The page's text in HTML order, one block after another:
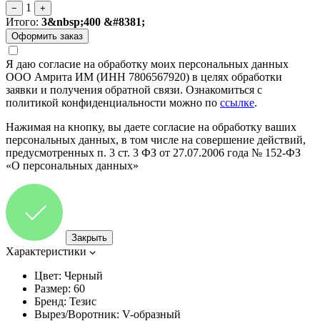
− 1 +
Итого: 3&nbsp;400 &#8381;
Я даю согласие на обработку моих персональных данных
ООО Амрита ИМ (ИНН 7806567920) в целях обработки
заявки и получения обратной связи. Ознакомиться с
политикой конфиденциальности можно по ссылке.
Нажимая на кнопку, вы даете согласие на обработку ваших
персональных данных, в том числе на совершение действий,
предусмотренных п. 3 ст. 3 ФЗ от 27.07.2006 года № 152-ФЗ
«О персональных данных»
Закрыть
Характеристики
Цвет: Черный
Размер: 60
Бренд: Тезис
Вырез/Воротник: V-образный